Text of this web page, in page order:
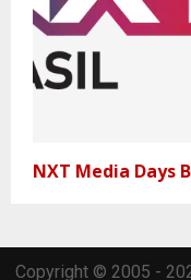
NXT Media Days
Copyright © 2005 -